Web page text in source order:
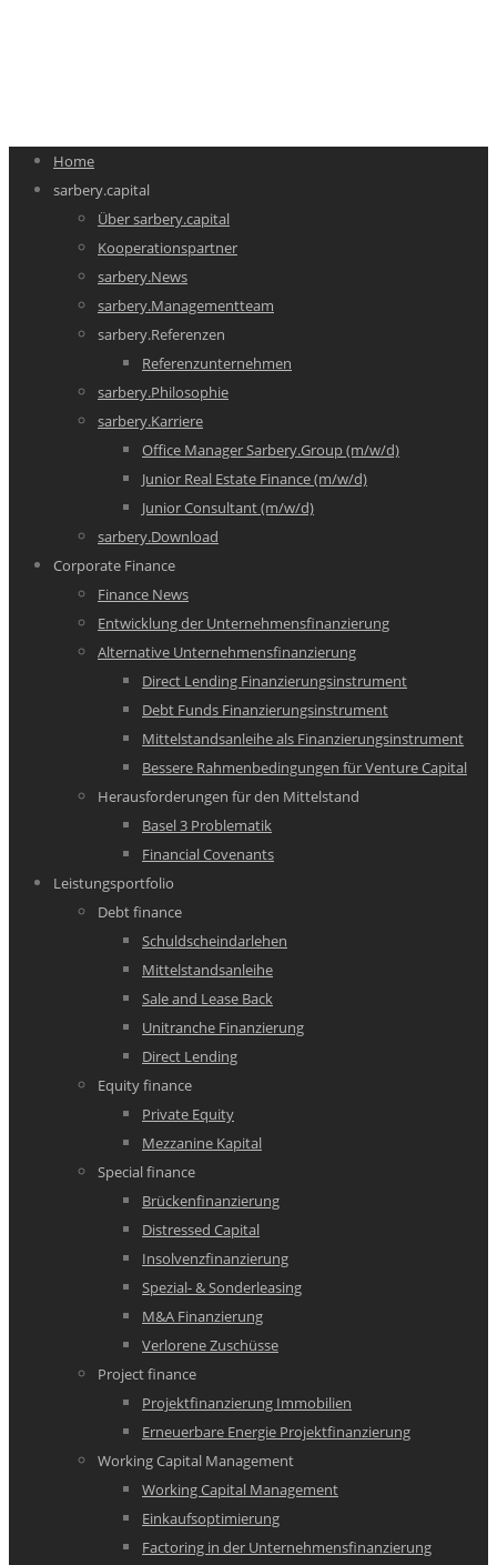
Home
sarbery.capital
Über sarbery.capital
Kooperationspartner
sarbery.News
sarbery.Managementteam
sarbery.Referenzen
Referenzunternehmen
sarbery.Philosophie
sarbery.Karriere
Office Manager Sarbery.Group (m/w/d)
Junior Real Estate Finance (m/w/d)
Junior Consultant (m/w/d)
sarbery.Download
Corporate Finance
Finance News
Entwicklung der Unternehmensfinanzierung
Alternative Unternehmensfinanzierung
Direct Lending Finanzierungsinstrument
Debt Funds Finanzierungsinstrument
Mittelstandsanleihe als Finanzierungsinstrument
Bessere Rahmenbedingungen für Venture Capital
Herausforderungen für den Mittelstand
Basel 3 Problematik
Financial Covenants
Leistungsportfolio
Debt finance
Schuldscheindarlehen
Mittelstandsanleihe
Sale and Lease Back
Unitranche Finanzierung
Direct Lending
Equity finance
Private Equity
Mezzanine Kapital
Special finance
Brückenfinanzierung
Distressed Capital
Insolvenzfinanzierung
Spezial- & Sonderleasing
M&A Finanzierung
Verlorene Zuschüsse
Project finance
Projektfinanzierung Immobilien
Erneuerbare Energie Projektfinanzierung
Working Capital Management
Working Capital Management
Einkaufsoptimierung
Factoring in der Unternehmensfinanzierung